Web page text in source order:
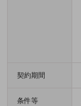
契約期間
条件等